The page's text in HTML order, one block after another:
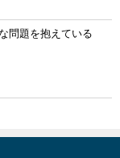
問題を抱えている